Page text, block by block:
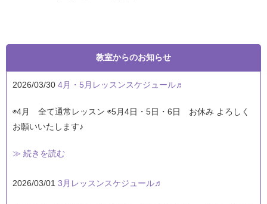
教室からのお知らせ
2026/03/30 4月・5月レッスンスケジュール♬
◉4月 全て通常レッスン ◉5月4日・5日・6日 お休み よろしく
お願いいたします♪
≫ 続きを読む
2026/03/01 3月レッスンスケジュール♬